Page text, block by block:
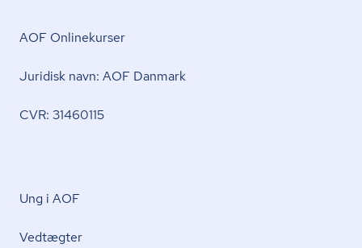
AOF Onlinekurser
Juridisk navn: AOF Danmark
CVR: 31460115
Ung i AOF
Vedtægter